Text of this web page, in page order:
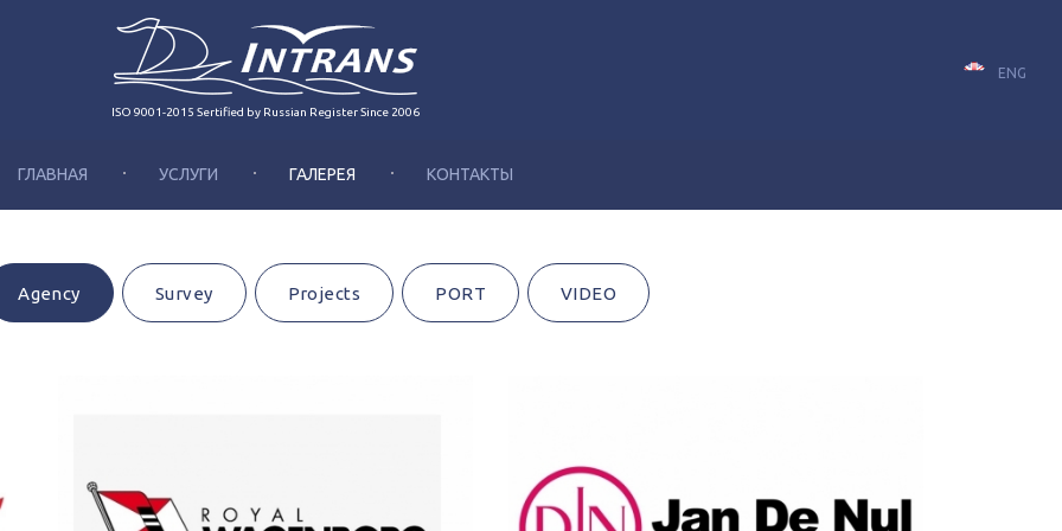
ISO 9001-2015 Sertified by Russian Register Since 2006
ENG
ГЛАВНАЯ УСЛУГИ ГАЛЕРЕЯ КОНТАКТЫ
Agency Survey Projects PORT VIDEO